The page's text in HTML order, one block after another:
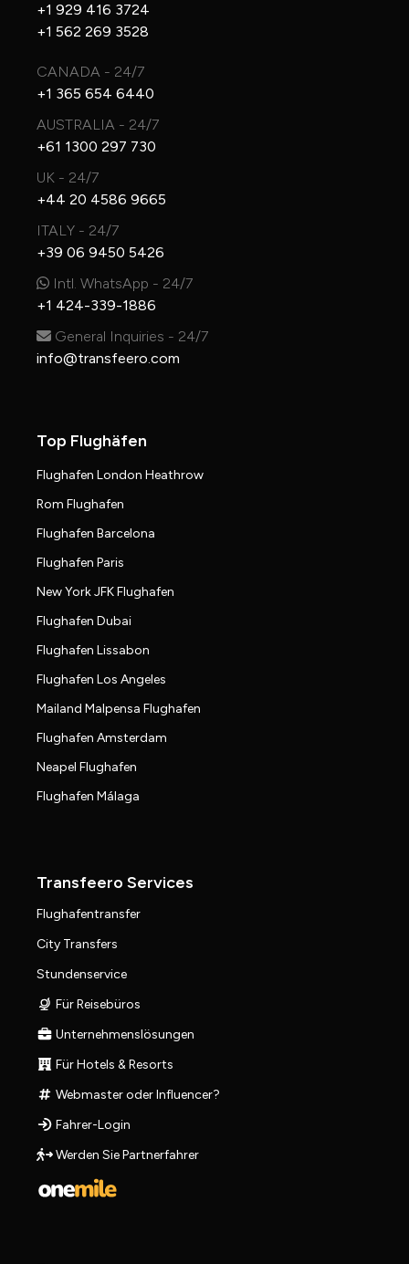
+1 929 416 3724
+1 562 269 3528
CANADA - 24/7
+1 365 654 6440
AUSTRALIA - 24/7
+61 1300 297 730
UK - 24/7
+44 20 4586 9665
ITALY - 24/7
+39 06 9450 5426
Intl. WhatsApp - 24/7
+1 424-339-1886
General Inquiries - 24/7
info@transfeero.com
Top Flughäfen
Flughafen London Heathrow
Rom Flughafen
Flughafen Barcelona
Flughafen Paris
New York JFK Flughafen
Flughafen Dubai
Flughafen Lissabon
Flughafen Los Angeles
Mailand Malpensa Flughafen
Flughafen Amsterdam
Neapel Flughafen
Flughafen Málaga
Transfeero Services
Flughafentransfer
City Transfers
Stundenservice
Für Reisebüros
Unternehmenslösungen
Für Hotels & Resorts
Webmaster oder Influencer?
Fahrer-Login
Werden Sie Partnerfahrer